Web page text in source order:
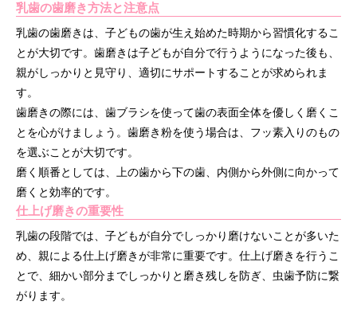
乳歯の歯磨き方法と注意点
乳歯の歯磨きは、子どもの歯が生え始めた時期から習慣化するこ
とが大切です。歯磨きは子どもが自分で行うようになった後も、
親がしっかりと見守り、適切にサポートすることが求められま
す。
歯磨きの際には、歯ブラシを使って歯の表面全体を優しく磨くこ
とを心がけましょう。歯磨き粉を使う場合は、フッ素入りのもの
を選ぶことが大切です。
磨く順番としては、上の歯から下の歯、内側から外側に向かって
磨くと効率的です。
仕上げ磨きの重要性
乳歯の段階では、子どもが自分でしっかり磨けないことが多いた
め、親による仕上げ磨きが非常に重要です。仕上げ磨きを行うこ
とで、細かい部分までしっかりと磨き残しを防ぎ、虫歯予防に繋
がります。